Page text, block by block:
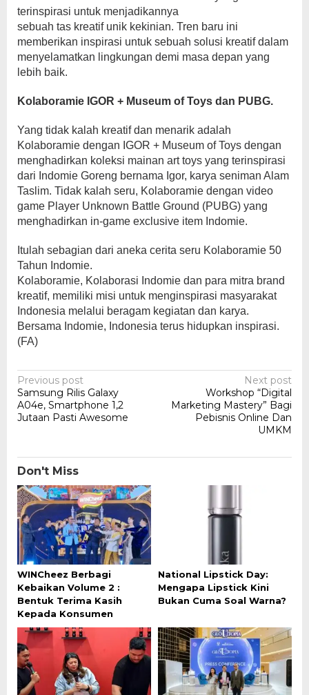
terinspirasi untuk menjadikannya
sebuah tas kreatif unik kekinian. Tren baru ini
memberikan inspirasi untuk sebuah solusi kreatif dalam
menyelamatkan lingkungan demi masa depan yang
lebih baik.
Kolaboramie IGOR + Museum of Toys dan PUBG.
Yang tidak kalah kreatif dan menarik adalah
Kolaboramie dengan IGOR + Museum of Toys dengan
menghadirkan koleksi mainan art toys yang terinspirasi
dari Indomie Goreng bernama Igor, karya seniman Alam
Taslim. Tidak kalah seru, Kolaboramie dengan video
game Player Unknown Battle Ground (PUBG) yang
menghadirkan in-game exclusive item Indomie.
Itulah sebagian dari aneka cerita seru Kolaboramie 50
Tahun Indomie.
Kolaboramie, Kolaborasi Indomie dan para mitra brand
kreatif, memiliki misi untuk menginspirasi masyarakat
Indonesia melalui beragam kegiatan dan karya.
Bersama Indomie, Indonesia terus hidupkan inspirasi.
(FA)
Post
navigation
Previous post
Samsung Rilis Galaxy
A04e, Smartphone 1,2
Jutaan Pasti Awesome
Next post
Workshop “Digital
Marketing Mastery” Bagi
Pebisnis Online Dan
UMKM
Don't Miss
WINCheez Berbagi
Kebaikan Volume 2 :
Bentuk Terima Kasih
Kepada Konsumen
National Lipstick Day:
Mengapa Lipstick Kini
Bukan Cuma Soal Warna?